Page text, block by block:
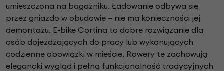
umieszczona na bagażniku. Ładowanie odbywa się
przez gniazdo w obudowie – nie ma konieczności jej
demontażu. E-bike Cortina to dobre rozwiązanie dla
osób dojeżdżających do pracy lub wykonujących
codzienne obowiązki w mieście. Rowery te zachowują
elegancki wygląd i pełną funkcjonalność tradycyjnych